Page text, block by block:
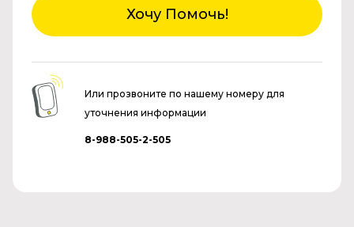
Хочу Помочь!
Или прозвоните по нашему номеру для
уточнения информации
8-988-505-2-505